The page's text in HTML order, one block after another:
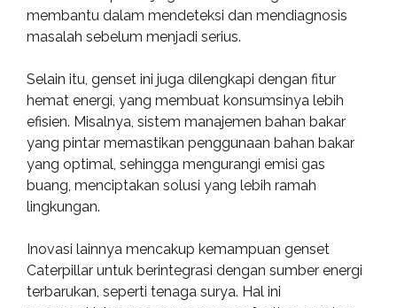
membantu dalam mendeteksi dan mendiagnosis
masalah sebelum menjadi serius.
Selain itu, genset ini juga dilengkapi dengan fitur
hemat energi, yang membuat konsumsinya lebih
efisien. Misalnya, sistem manajemen bahan bakar
yang pintar memastikan penggunaan bahan bakar
yang optimal, sehingga mengurangi emisi gas
buang, menciptakan solusi yang lebih ramah
lingkungan.
Inovasi lainnya mencakup kemampuan genset
Caterpillar untuk berintegrasi dengan sumber energi
terbarukan, seperti tenaga surya. Hal ini